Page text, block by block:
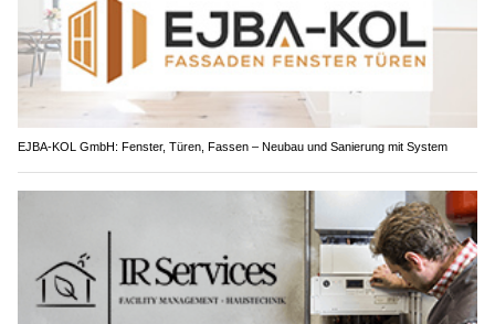
EJBA-KOL GmbH: Fenster, Türen, Fassen – Neubau und Sanierung mit System